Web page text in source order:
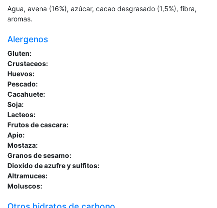
Agua, avena (16%), azúcar, cacao desgrasado (1,5%), fibra,
aromas.
Alergenos
Gluten:
Crustaceos:
Huevos:
Pescado:
Cacahuete:
Soja:
Lacteos:
Frutos de cascara:
Apio:
Mostaza:
Granos de sesamo:
Dioxido de azufre y sulfitos:
Altramuces:
Moluscos: